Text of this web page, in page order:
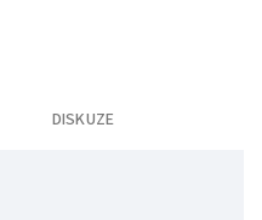
DISKUZE